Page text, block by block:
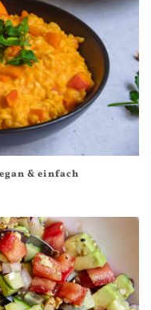
& einfach